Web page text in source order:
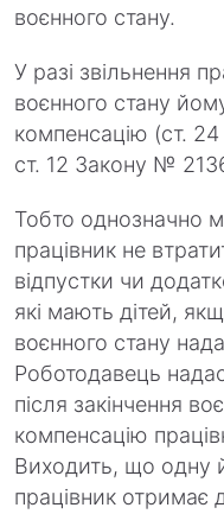
воєнного стану.
У разі звільнення
воєнного стану
компенсацію (ст. 24
ст. 12 Закону №
Тобто однозначно
працівник не
відпустки чи
які мають дітей,
воєнного стану
Роботодавець
після закінчення
компенсацію
Виходить, що одну
працівник отримає